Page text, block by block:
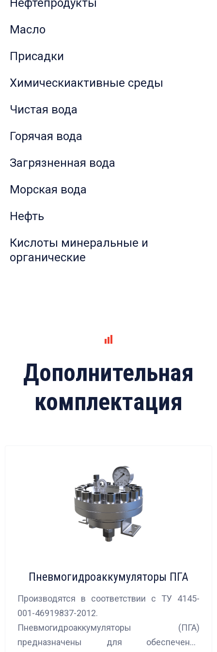
Нефтепродукты
Масло
Присадки
Химическиактивные среды
Чистая вода
Горячая вода
Загрязненная вода
Морская вода
Нефть
Кислоты минеральные и
органические
Дополнительная
комплектация
Пневмогидроаккумуляторы ПГА
Производятся в соответствии с ТУ 4145-
001-46919837-2012.
Пневмогидроаккумуляторы (ПГА)
предназначены для обеспечения